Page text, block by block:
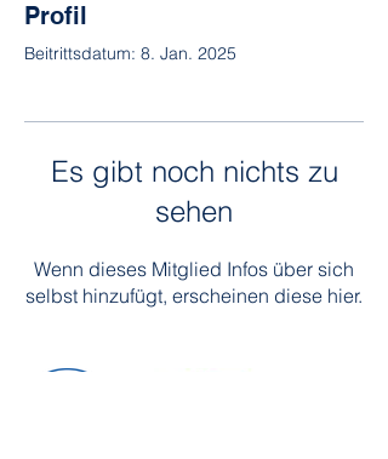
Profil
Beitrittsdatum: 8. Jan. 2025
Es gibt noch nichts zu
sehen
Wenn dieses Mitglied Infos über sich
selbst hinzufügt, erscheinen diese hier.